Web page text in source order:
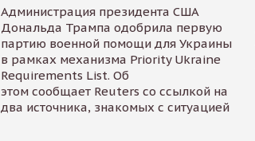
Администрация президента США
Дональда Трампа одобрила первую
партию военной помощи для Украины
в рамках механизма Priority Ukraine
Requirements List. Об
этом сообщает Reuters со ссылкой на
два источника, знакомых с ситуацией